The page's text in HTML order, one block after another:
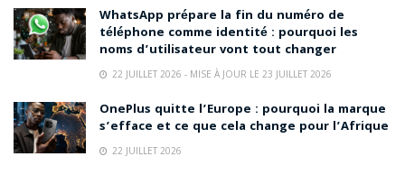
PalmPay
qualité service MTN Wave Afrique
WhatsApp prépare la fin du numéro de
téléphone comme identité : pourquoi les
noms d’utilisateur vont tout changer
22 JUILLET 2026 - MISE À JOUR LE 23 JUILLET 2026
OnePlus quitte l’Europe : pourquoi la marque
s’efface et ce que cela change pour l’Afrique
22 JUILLET 2026